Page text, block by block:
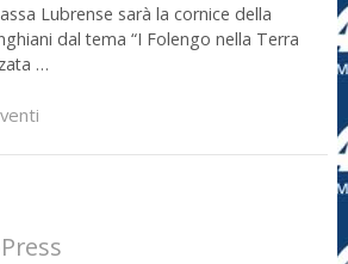
Lubrense sarà la cornice della
dal tema “I Folengo nella Terra
…